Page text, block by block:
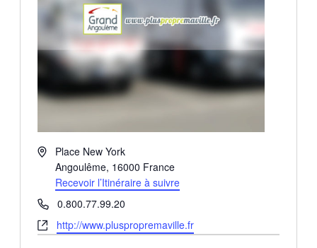
AdressePlace New York
Angoulême, 16000 France
Recevoir l’Itinéraire à suivre
Téléphone
0.800.77.99.20
Site
web
http://www.pluspropremaville.fr